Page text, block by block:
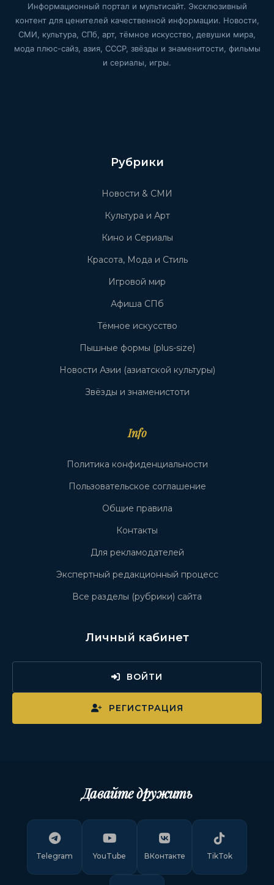
Информационный портал и мультисайт. Эксклюзивный
контент для ценителей качественной информации. Новости,
СМИ, культура, СПб, арт, тёмное искусство, девушки мира,
мода плюс-сайз, азия, СССР, звёзды и знаменитости, фильмы
и сериалы, игры.
Рубрики
Новости & СМИ
Культура и Арт
Кино и Сериалы
Красота, Мода и Стиль
Игровой мир
Афиша СПб
Тёмное искусство
Пышные формы (plus-size)
Новости Азии (азиатской культуры)
Звёзды и знаменистоти
Info
Политика конфиденциальности
Пользовательское соглашение
Общие правила
Контакты
Для рекламодателей
Экспертный редакционный процесс
Все разделы (рубрики) сайта
Личный кабинет
ВОЙТИ
РЕГИСТРАЦИЯ
Давайте дружить
Telegram YouTube ВКонтакте TikTok